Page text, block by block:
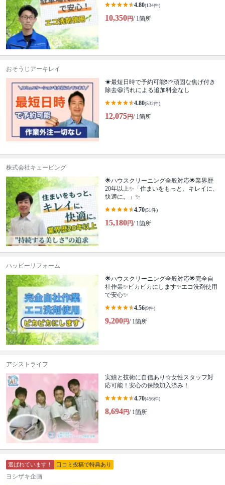
4.80(134件)
10,350円/ 1箇所
おそうじアーキレイ
☀最短日時で予約可能❗🌱頑固な焦げ付き
除去😆汚れによる追加料金なし
4.80(532件)
12,075円/ 1箇所
株式会社キュービング
🌟ハウスクリーニング全般対応🌟業界歴
20年以上✨「住まいをもっと、キレイに、
快適に。」✨
4.70(51件)
15,180円/ 1箇所
ハッピーリフォーム
🌟ハウスクリーニング全般対応🌟完全自
社作業✨️ピカピカにします✨️エコ洗剤使用
で安心✨
4.56(9件)
9,200円/ 1箇所
アシストライフ
実績と技術に自信あり☆女性スタッフ対
応可能！安心の保険加入済み！
4.70(456件)
8,694円/ 1箇所
選ばれています！ 口コミ投稿で特典あり
ヨシザキ企画